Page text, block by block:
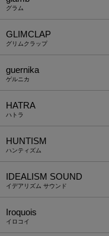
グラム
GLIMCLAP
グリムクラップ
guernika
ゲルニカ
HATRA
ハトラ
HUNTISM
ハンティズム
IDEALISM SOUND
イデアリズム サウンド
Iroquois
イロコイ